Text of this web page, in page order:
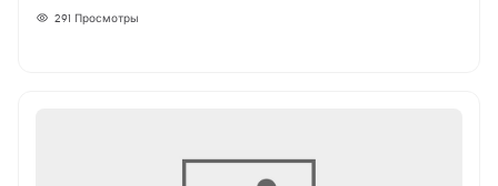
291 Просмотры